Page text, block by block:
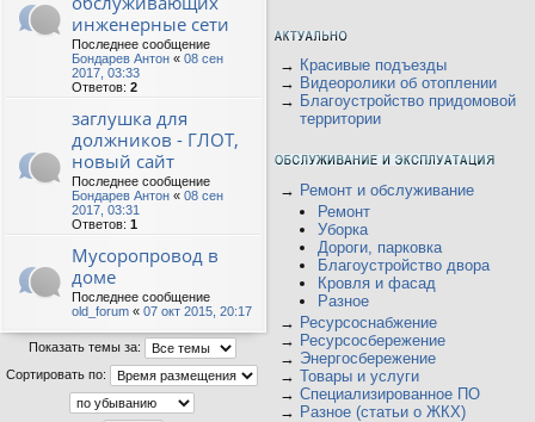
инженерные сети
Последнее сообщение
Бондарев Антон « 08 сен
2017, 03:33
Ответов: 2
заглушка для
должников - ГЛОТ,
новый сайт
Последнее сообщение
Бондарев Антон « 08 сен
2017, 03:31
Ответов: 1
Мусоропровод в
доме
Последнее сообщение
old_forum « 07 окт 2015, 20:17
Показать темы за:
Сортировать по:
→ Красивые подъезды
→ Видеоролики об отоплении
→ Благоустройство придомовой
территории
→ Ремонт и обслуживание
Ремонт
Уборка
Дороги, парковка
Благоустройство двора
Кровля и фасад
Разное
→ Ресурсоснабжение
→ Ресурсосбережение
→ Энергосбережение
→ Товары и услуги
→ Специализированное ПО
→ Разное (статьи о ЖКХ)